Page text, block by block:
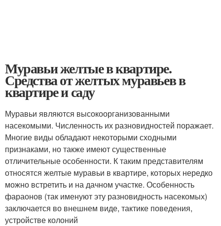
Муравьи желтые в квартире.
Средства от желтых муравьев в
квартире и саду
Муравьи являются высокоорганизованными
насекомыми. Численность их разновидностей поражает.
Многие виды обладают некоторыми сходными
признаками, но также имеют существенные
отличительные особенности. К таким представителям
относятся желтые муравьи в квартире, которых нередко
можно встретить и на дачном участке. Особенность
фараонов (так именуют эту разновидность насекомых)
заключается во внешнем виде, тактике поведения,
устройстве колоний